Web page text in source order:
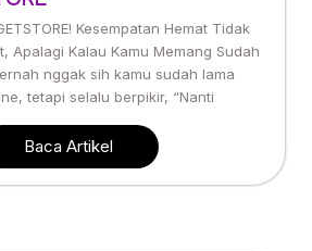
Kesempatan Hemat Tidak
Apalagi Kalau Kamu Memang Sudah
nggak sih kamu sudah lama
tetapi selalu berpikir, “Nanti
Baca Artikel